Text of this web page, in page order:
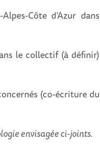
Côte d’Azur dans
le collectif (à définir)
(co-écriture du
envisagée ci-joints.